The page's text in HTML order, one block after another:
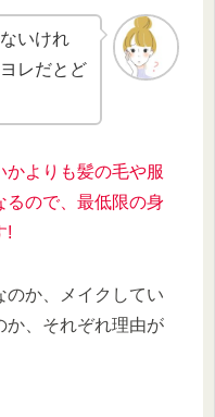
いけれ
レだとど
かよりも髪の毛や服
るので、最低限の身
!
のか、メイクしてい
か、それぞれ理由が